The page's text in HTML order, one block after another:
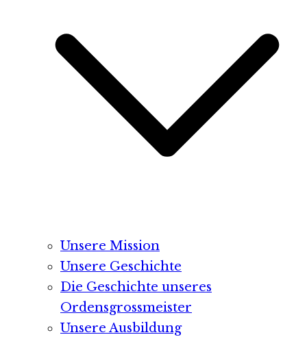
Unsere Mission
Unsere Geschichte
Die Geschichte unseres
Ordensgrossmeister
Unsere Ausbildung